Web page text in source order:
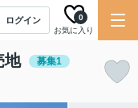
ログイン
お気に入り
0
地 募集1